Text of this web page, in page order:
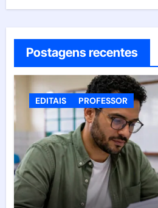
Postagens recentes
EDITAIS PROFESSOR